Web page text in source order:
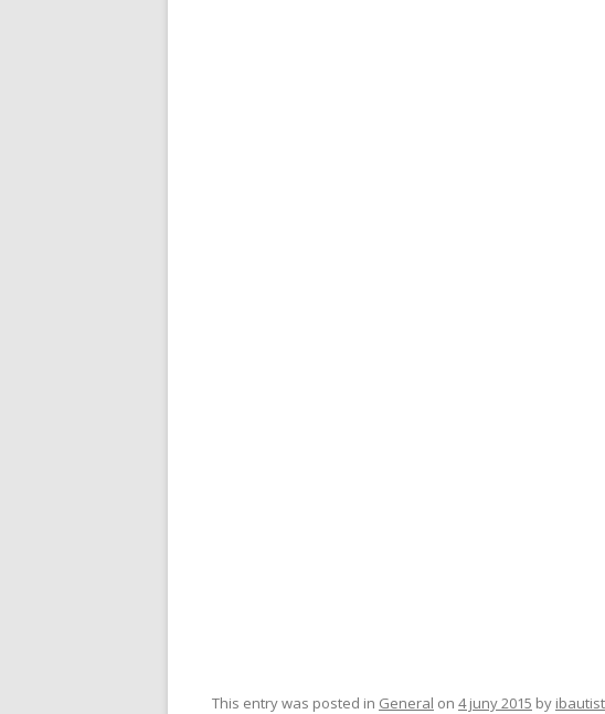
This entry was posted in General on 4 juny 2015 by ibautist